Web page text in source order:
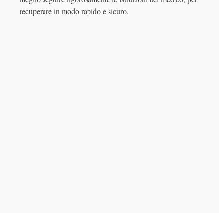
recuperare in modo rapido e sicuro.